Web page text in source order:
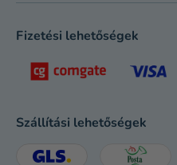
Fizetési lehetőségek
Szállítási lehetőségek